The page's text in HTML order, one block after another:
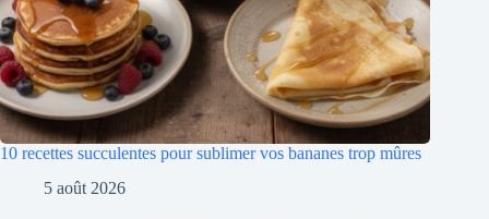
10 recettes succulentes pour sublimer vos bananes trop mûres
5 août 2026